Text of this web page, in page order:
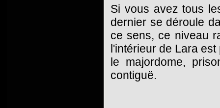
Si vous avez tous
dernier se déroule
ce sens, ce niveau
l'intérieur de Lara
le majordome,
contiguë.